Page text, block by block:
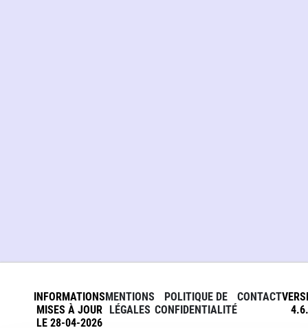
INFORMATIONS
MISES À JOUR
LE 28-04-2026
MENTIONS
LÉGALES
POLITIQUE DE
CONFIDENTIALITÉ
CONTACT